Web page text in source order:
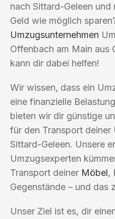
nach Sittard-Geleen
Geld wie möglich
Umzugsunternehmen
Offenbach am Main aus
kann dir dabei helfen!
Wir wissen, dass ein
eine finanzielle
bieten wir dir günstige
für den Transport deiner
Sittard-Geleen. Unsere
Umzugsexperten
Transport deiner Möbel,
Gegenstände – und das
Unser Ziel ist es, dir